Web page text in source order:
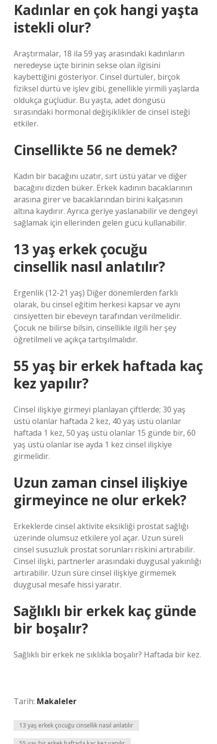
Kadınlar en çok hangi yaşta
istekli olur?
Araştırmalar, 18 ila 59 yaş arasındaki kadınların
neredeyse üçte birinin sekse olan ilgisini
kaybettiğini gösteriyor. Cinsel dürtüler, birçok
fiziksel dürtü ve işlev gibi, genellikle yirmili yaşlarda
oldukça güçlüdür. Bu yaşta, adet döngüsü
sırasındaki hormonal değişiklikler de cinsel isteği
etkiler.
Cinsellikte 56 ne demek?
Kadın bir bacağını uzatır, sırt üstü yatar ve diğer
bacağını dizden büker. Erkek kadının bacaklarının
arasına girer ve bacaklarından birini kalçasının
altına kaydırır. Ayrıca geriye yaslanabilir ve dengeyi
sağlamak için ellerinden gelen gücü kullanabilir.
13 yaş erkek çocuğu
cinsellik nasıl anlatılır?
Ergenlik (12-21 yaş) Diğer dönemlerden farklı
olarak, bu cinsel eğitim herkesi kapsar ve aynı
cinsiyetten bir ebeveyn tarafından verilmelidir.
Çocuk ne bilirse bilsin, cinsellikle ilgili her şey
öğretilmeli ve açıkça tartışılmalıdır.
55 yaş bir erkek haftada kaç
kez yapılır?
Cinsel ilişkiye girmeyi planlayan çiftlerde; 30 yaş
üstü olanlar haftada 2 kez, 40 yaş üstü olanlar
haftada 1 kez, 50 yaş üstü olanlar 15 günde bir, 60
yaş üstü olanlar ise ayda 1 kez cinsel ilişkiye
girmelidir.
Uzun zaman cinsel ilişkiye
girmeyince ne olur erkek?
Erkeklerde cinsel aktivite eksikliği prostat sağlığı
üzerinde olumsuz etkilere yol açar. Uzun süreli
cinsel susuzluk prostat sorunları riskini artırabilir.
Cinsel ilişki, partnerler arasındaki duygusal yakınlığı
artırabilir. Uzun süre cinsel ilişkiye girmemek
duygusal mesafe hissi yaratır.
Sağlıklı bir erkek kaç günde
bir boşalır?
Sağlıklı bir erkek ne sıklıkla boşalır? Haftada bir kez.
Tarih: Makaleler
13 yaş erkek çocuğu cinsellik nasıl anlatılır